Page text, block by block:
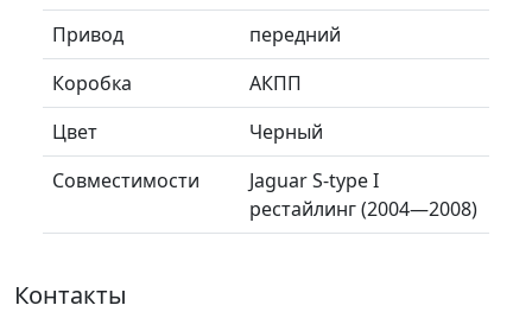
Привод
передний
Коробка
АКПП
Цвет
Черный
Совместимости
Jaguar S-type I
рестайлинг (2004—2008)
Контакты